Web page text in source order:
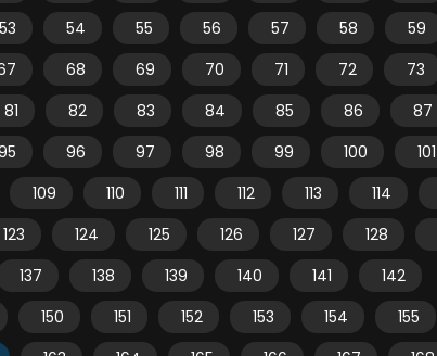
53 54 55 56 57 58
59
68 69 70 71 72
73
81 82 83 84 85 86
87
96 97 98 99 100
101
109 110 111 112 113 114
123 124 125 126 127 128
137 138 139 140 141
142
150 151 152 153 154
155